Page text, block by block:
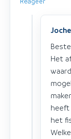
Het
heeft
het